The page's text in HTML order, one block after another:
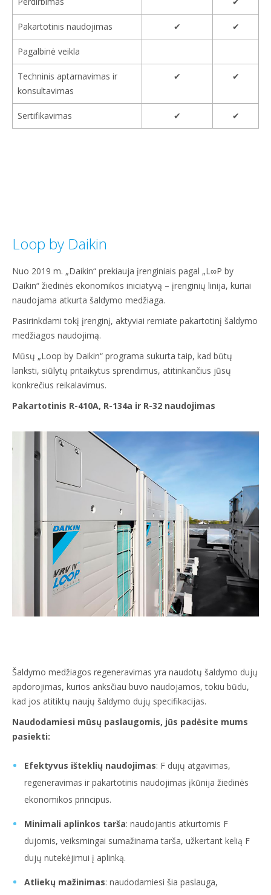
Pakartotinis naudojimas ✔ ✔
Pagalbinė veikla
Techninis aptarnavimas ir
konsultavimas
✔ ✔
Sertifikavimas ✔ ✔
Loop by Daikin
Nuo 2019 m. „Daikin“ prekiauja įrenginiais pagal „L∞P by
Daikin“ žiedinės ekonomikos iniciatyvą – įrenginių linija, kuriai
naudojama atkurta šaldymo medžiaga.
Pasirinkdami tokį įrenginį, aktyviai remiate pakartotinį šaldymo
medžiagos naudojimą.
Mūsų „Loop by Daikin“ programa sukurta taip, kad būtų
lanksti, siūlytų pritaikytus sprendimus, atitinkančius jūsų
konkrečius reikalavimus.
Pakartotinis R-410A, R-134a ir R-32 naudojimas
Šaldymo medžiagos regeneravimas yra naudotų šaldymo dujų
apdorojimas, kurios anksčiau buvo naudojamos, tokiu būdu,
kad jos atitiktų naujų šaldymo dujų specifikacijas.
Naudodamiesi mūsų paslaugomis, jūs padėsite mums
pasiekti:
Efektyvus išteklių naudojimas: F dujų atgavimas,
regeneravimas ir pakartotinis naudojimas įkūnija žiedinės
ekonomikos principus.
Minimali aplinkos tarša: naudojantis atkurtomis F
dujomis, veiksmingai sumažinama tarša, užkertant kelią F
dujų nutekėjimui į aplinką.
Atliekų mažinimas: naudodamiesi šia paslauga,